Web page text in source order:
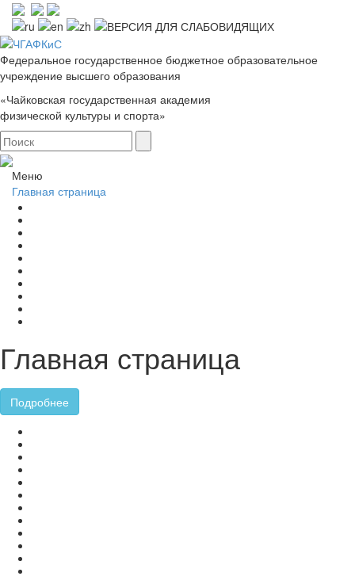
Федеральное государственное бюджетное образовательное
учреждение высшего образования
«Чайковская государственная академия
физической культуры и спорта»
Меню
Главная страница
Главная страница
Подробнее